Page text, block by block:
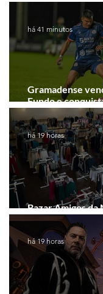
Gramadense
Fundo e
Série A2
há 41 minutos
Bazar Amigos
arrecadação em
há 19 horas
há 19 horas